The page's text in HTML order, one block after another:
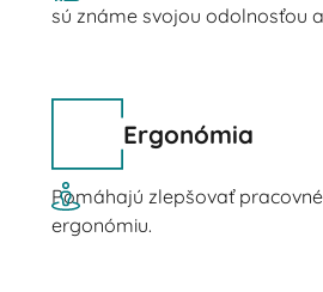
sú známe svojou odolnosťou
Ergonómia
Pomáhajú zlepšovať
ergonómiu.